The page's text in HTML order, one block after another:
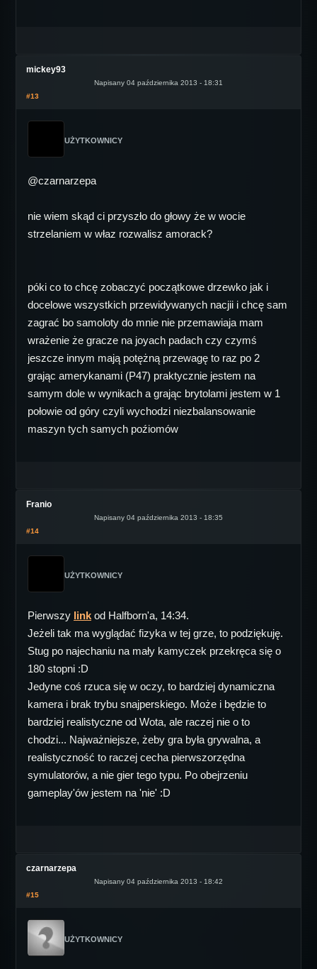
mickey93
Napisany 04 października 2013 - 18:31
#13
UŻYTKOWNICY
@czarnarzepa
nie wiem skąd ci przyszło do głowy że w wocie
strzelaniem w właz rozwalisz amorack?
póki co to chcę zobaczyć początkowe drzewko jak i
docelowe wszystkich przewidywanych nacjii i chcę sam
zagrać bo samoloty do mnie nie przemawiaja mam
wrażenie że gracze na joyach padach czy czymś
jeszcze innym mają potężną przewagę to raz po 2
grając amerykanami (P47) praktycznie jestem na
samym dole w wynikach a grając brytolami jestem w 1
połowie od góry czyli wychodzi niezbalansowanie
maszyn tych samych poźiomów
Franio
Napisany 04 października 2013 - 18:35
#14
UŻYTKOWNICY
Pierwszy link od Halfborn'a, 14:34.
Jeżeli tak ma wyglądać fizyka w tej grze, to podziękuję.
Stug po najechaniu na mały kamyczek przekręca się o
180 stopni :D
Jedyne coś rzuca się w oczy, to bardziej dynamiczna
kamera i brak trybu snajperskiego. Może i będzie to
bardziej realistyczne od Wota, ale raczej nie o to
chodzi... Najważniejsze, żeby gra była grywalna, a
realistyczność to raczej cecha pierwszorzędna
symulatorów, a nie gier tego typu. Po obejrzeniu
gameplay'ów jestem na 'nie' :D
czarnarzepa
Napisany 04 października 2013 - 18:42
#15
UŻYTKOWNICY